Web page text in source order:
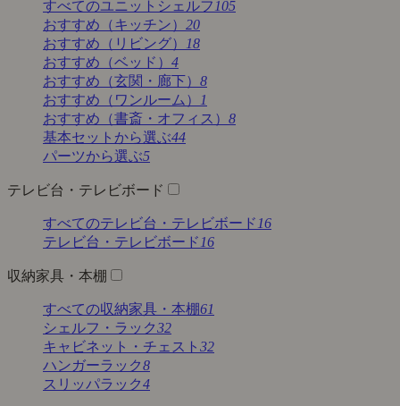
すべてのユニットシェルフ 105
おすすめ（キッチン） 20
おすすめ（リビング）
18
おすすめ（ベッド） 4
おすすめ（玄関・廊下） 8
おすすめ（ワンルーム）
1
おすすめ（書斎・オフィス） 8
基本セットから選ぶ44
パーツから選ぶ5
テレビ台・テレビボード
すべてのテレビ台・テレビボード 16
テレビ台・テレビボード 16
収納家具・本棚
すべての収納家具・本棚61
シェルフ・ラック32
キャビネット・チェスト 32
ハンガーラック8
スリッパラック4